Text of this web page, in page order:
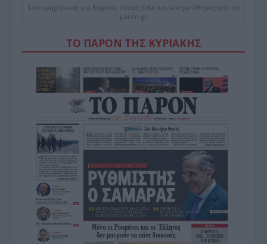
Live ενημέρωση για Κηφισό, Αττική Οδό και κέντρο Αθήνας από το
paron.gr
ΤΟ ΠΑΡΟΝ ΤΗΣ ΚΥΡΙΑΚΗΣ